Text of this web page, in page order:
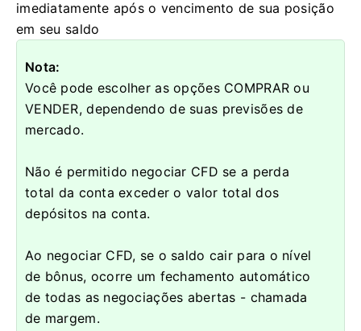
imediatamente após o vencimento de sua posição
em seu saldo
Nota:
Você pode escolher as opções COMPRAR ou
VENDER, dependendo de suas previsões de
mercado.
Não é permitido negociar CFD se a perda
total da conta exceder o valor total dos
depósitos na conta.
Ao negociar CFD, se o saldo cair para o nível
de bônus, ocorre um fechamento automático
de todas as negociações abertas - chamada
de margem.